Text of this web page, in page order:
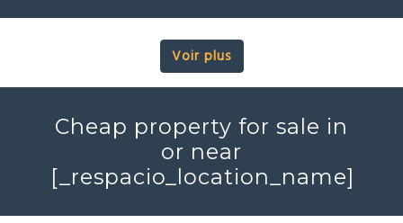
Voir plus
Cheap property for sale in
or near
[_respacio_location_name]